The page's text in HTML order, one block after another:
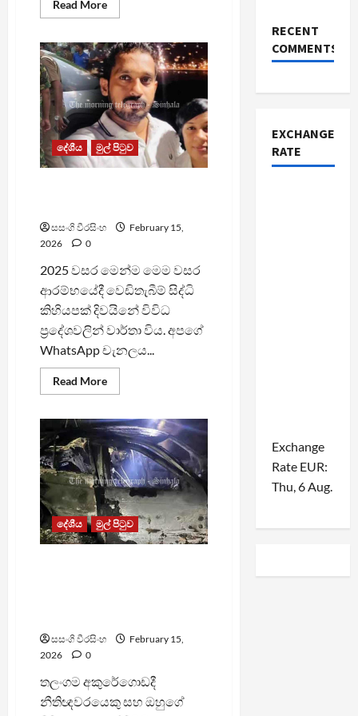
Read MoreRead
more
නිවාස
මිල
ඉහළම
නගරයක්
බවට
කොළඹ
නගරය
පත්
වෙයි
දේශීය මුල් පිටුව
සසංගි වීරසිංහ
February 15,
2026
0
2025 වසර මෙන්ම මෙම වසර
ආරම්භයේදී වෙඩිතැබීම් සිද්ධි
කිහියපක් දිවයිනේ විවිධ
ප්‍රදේශවලින් වාර්තා විය. අපගේ
WhatsApp චැනලය...
Read MoreRead
more
ද්විත්ව
ඝාතනයත්
සමගින්
පාතාලයත්
කැළඹෙයි
දේශීය මුල් පිටුව
සසංගි වීරසිංහ
February 15,
2026
0
තලංගම අකුරේගොඩදී
නීතිඥවරයෙකු සහ ඔහුගේ
RECENT
COMMENTS
EXCHANGE
RATE
Exchange
Rate EUR:
Thu, 6 Aug.